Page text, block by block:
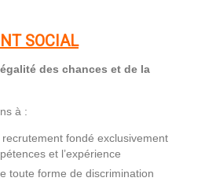
SOCIAL
des chances et de la
à :
fondé exclusivement
et l’expérience
toute forme de discrimination